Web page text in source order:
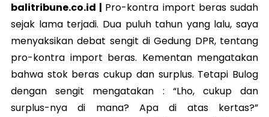
balitribune.co.id | Pro-kontra import beras sudah
sejak lama terjadi. Dua puluh tahun yang lalu, saya
menyaksikan debat sengit di Gedung DPR, tentang
pro-kontra import beras. Kementan mengatakan
bahwa stok beras cukup dan surplus. Tetapi Bulog
dengan sengit mengatakan : “Lho, cukup dan
surplus-nya di mana? Apa di atas kertas?”